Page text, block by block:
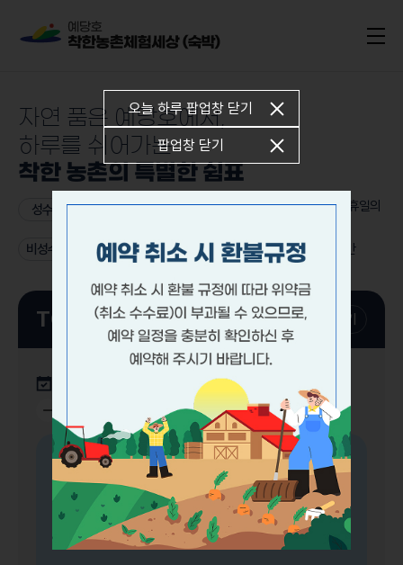
오늘 하루 팝업창 닫기
팝업창 닫기
전
자연 품은 예당호에서,
하루를 쉬어가는
착한 농촌의 특별한 쉼표
성수기
7월 1일부터 8월 31일까지, 금요일, 토요일 및 주중 공휴일의
비성수기
9월 1일부터 이듬해 6월 30일까지, 성수기 이외의 기간
TODAY 2026.08.07 달력보기
예약인원
감소
버튼
예약인원
증가
버튼
좌측 달력에서입실일/퇴실일 선택 후인원을 선택해주세요.